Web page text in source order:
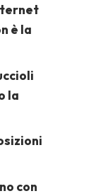
è la
la
con